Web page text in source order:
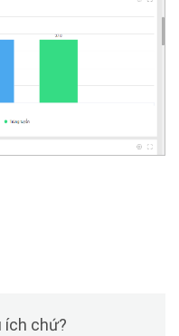
ích chứ?